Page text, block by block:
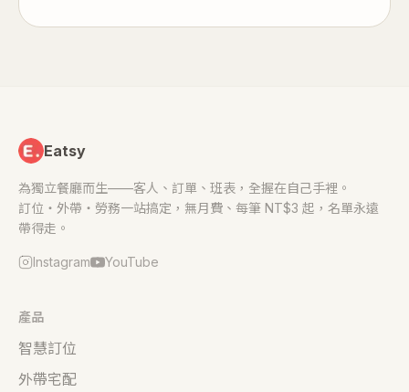
Eatsy
為獨立餐廳而生——客人、訂單、班表，全握在自己手裡。
訂位・外帶・勞務一站搞定，無月費、每筆 NT$3 起，名單永遠
帶得走。
Instagram YouTube
產品
智慧訂位
外帶宅配